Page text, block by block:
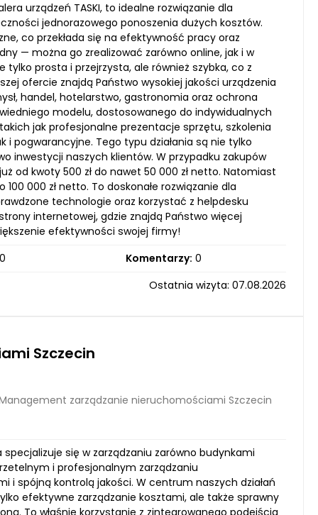
urządzeń TASKI, to idealne rozwiązanie dla
jednorazowego ponoszenia dużych kosztów.
co przekłada się na efektywność pracy oraz
— można go zrealizować zarówno online, jak i w
tylko prosta i przejrzysta, ale również szybka, co z
ofercie znajdą Państwo wysokiej jakości urządzenia
handel, hotelarstwo, gastronomia oraz ochrona
modelu, dostosowanego do indywidualnych
jak profesjonalne prezentacje sprzętu, szkolenia
i pogwarancyjne. Tego typu działania są nie tylko
inwestycji naszych klientów. W przypadku zakupów
od kwoty 500 zł do nawet 50 000 zł netto. Natomiast
000 zł netto. To doskonałe rozwiązanie dla
technologie oraz korzystać z helpdesku
internetowej, gdzie znajdą Państwo więcej
efektywności swojej firmy!
0 Komentarzy: 0
Ostatnia wizyta: 07.08.2026
Szczecin
zarządzanie nieruchomościami Szczecin
się w zarządzaniu zarówno budynkami
i profesjonalnym zarządzaniu
spójną kontrolą jakości. W centrum naszych działań
efektywne zarządzanie kosztami, ale także sprawny
To właśnie korzystanie z zintegrowanego podejścia